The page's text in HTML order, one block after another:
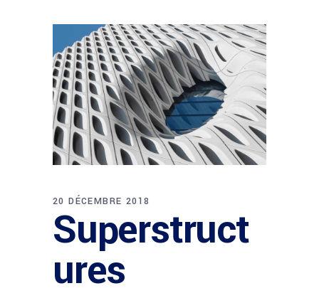
20 DÉCEMBRE 2018
Superstruct
ures